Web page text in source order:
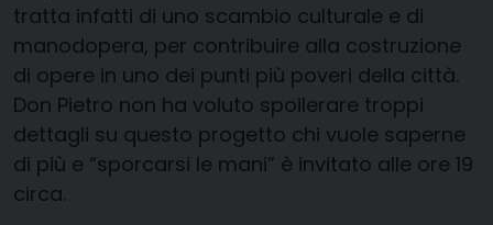
tratta infatti di uno scambio culturale e di
manodopera, per contribuire alla costruzione
di opere in uno dei punti più poveri della città.
Don Pietro non ha voluto spoilerare troppi
dettagli su questo progetto chi vuole saperne
di più e “sporcarsi le mani” è invitato alle ore 19
circa.